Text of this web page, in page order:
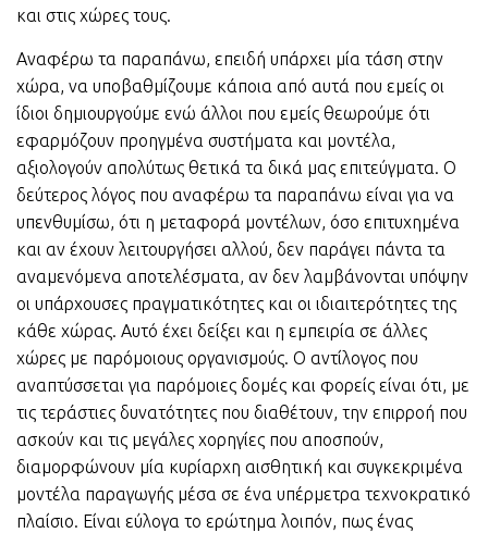
και στις χώρες τους.
Αναφέρω τα παραπάνω, επειδή υπάρχει μία τάση στην
χώρα, να υποβαθμίζουμε κάποια από αυτά που εμείς οι
ίδιοι δημιουργούμε ενώ άλλοι που εμείς θεωρούμε ότι
εφαρμόζουν προηγμένα συστήματα και μοντέλα,
αξιολογούν απολύτως θετικά τα δικά μας επιτεύγματα. Ο
δεύτερος λόγος που αναφέρω τα παραπάνω είναι για να
υπενθυμίσω, ότι η μεταφορά μοντέλων, όσο επιτυχημένα
και αν έχουν λειτουργήσει αλλού, δεν παράγει πάντα τα
αναμενόμενα αποτελέσματα, αν δεν λαμβάνονται υπόψην
οι υπάρχουσες πραγματικότητες και οι ιδιαιτερότητες της
κάθε χώρας. Αυτό έχει δείξει και η εμπειρία σε άλλες
χώρες με παρόμοιους οργανισμούς. Ο αντίλογος που
αναπτύσσεται για παρόμοιες δομές και φορείς είναι ότι, με
τις τεράστιες δυνατότητες που διαθέτουν, την επιρροή που
ασκούν και τις μεγάλες χορηγίες που αποσπούν,
διαμορφώνουν μία κυρίαρχη αισθητική και συγκεκριμένα
μοντέλα παραγωγής μέσα σε ένα υπέρμετρα τεχνοκρατικό
πλαίσιο. Είναι εύλογα το ερώτημα λοιπόν, πως ένας